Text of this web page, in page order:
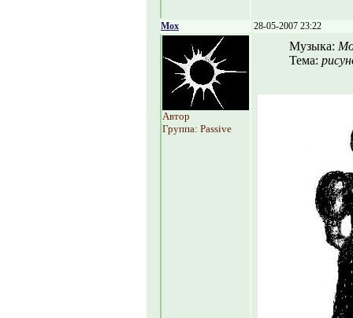
Mox 28-05-2007 23:22
Автор
Группа: Passive
Музыка:
Тема: